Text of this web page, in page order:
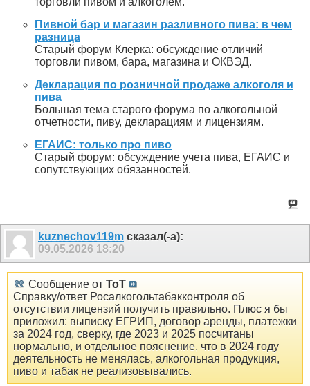
Пивной бар и магазин разливного пива: в чем
разница
Старый форум Клерка: обсуждение отличий
торговли пивом, бара, магазина и ОКВЭД.
Декларация по розничной продаже алкоголя и
пива
Большая тема старого форума по алкогольной
отчетности, пиву, декларациям и лицензиям.
ЕГАИС: только про пиво
Старый форум: обсуждение учета пива, ЕГАИС и
сопутствующих обязанностей.
kuznechov119m сказал(-а):
09.05.2026 18:20
Сообщение от ToT
Справку/ответ Росалкогольтабакконтроля об
отсутствии лицензий получить правильно. Плюс я бы
приложил: выписку ЕГРИП, договор аренды, платежки
за 2024 год, сверку, где 2023 и 2025 посчитаны
нормально, и отдельное пояснение, что в 2024 году
деятельность не менялась, алкогольная продукция,
пиво и табак не реализовывались.